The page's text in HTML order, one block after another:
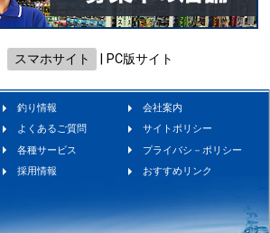
スマホサイト PC版サイト
釣り情報
会社案内
よくあるご質問
サイトポリシー
各種サービス
プライバシ－ポリシー
採用情報 おすすめリンク